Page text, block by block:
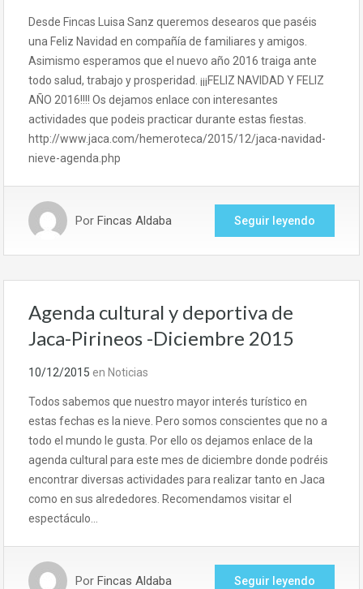
Desde Fincas Luisa Sanz queremos desearos que paséis
una Feliz Navidad en compañía de familiares y amigos.
Asimismo esperamos que el nuevo año 2016 traiga ante
todo salud, trabajo y prosperidad. ¡¡¡FELIZ NAVIDAD Y FELIZ
AÑO 2016!!!! Os dejamos enlace con interesantes
actividades que podeis practicar durante estas fiestas.
http://www.jaca.com/hemeroteca/2015/12/jaca-navidad-
nieve-agenda.php
Por Fincas Aldaba Seguir leyendo
Agenda cultural y deportiva de
Jaca-Pirineos -Diciembre 2015
10/12/2015 en Noticias
Todos sabemos que nuestro mayor interés turístico en
estas fechas es la nieve. Pero somos conscientes que no a
todo el mundo le gusta. Por ello os dejamos enlace de la
agenda cultural para este mes de diciembre donde podréis
encontrar diversas actividades para realizar tanto en Jaca
como en sus alrededores. Recomendamos visitar el
espectáculo…
Por Fincas Aldaba Seguir leyendo